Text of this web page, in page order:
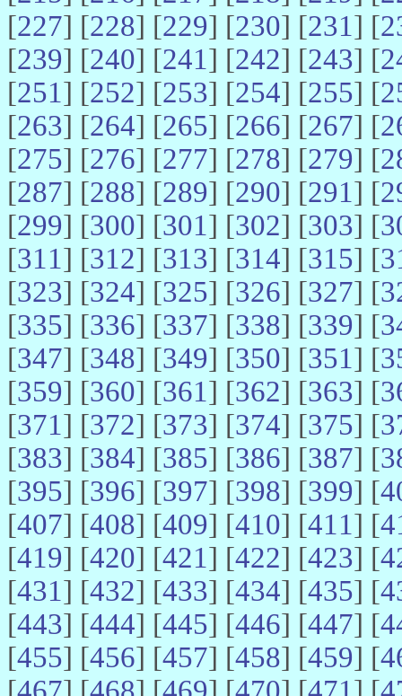
[227] [228] [229] [230] [231] [
[239] [240] [241] [242] [243] [
[251] [252] [253] [254] [255] [
[263] [264] [265] [266] [267] [
[275] [276] [277] [278] [279] [
[287] [288] [289] [290] [291] [
[299] [300] [301] [302] [303] [
[311] [312] [313] [314] [315] [
[323] [324] [325] [326] [327] [
[335] [336] [337] [338] [339] [
[347] [348] [349] [350] [351] [
[359] [360] [361] [362] [363] [
[371] [372] [373] [374] [375] [
[383] [384] [385] [386] [387] [
[395] [396] [397] [398] [399] [
[407] [408] [409] [410] [411] [
[419] [420] [421] [422] [423] [
[431] [432] [433] [434] [435] [
[443] [444] [445] [446] [447] [
[455] [456] [457] [458] [459] [